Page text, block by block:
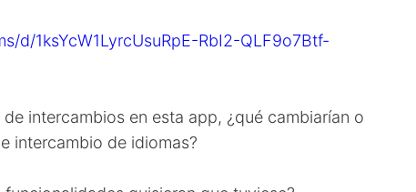
d/1ksYcW1LyrcUsuRpE-RbI2-QLF9o7Btf-
intercambios en esta app, ¿qué cambiarían o
intercambio de idiomas?